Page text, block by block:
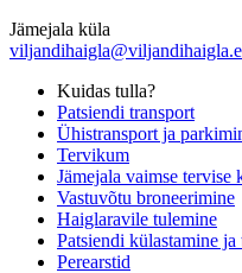
Jämejala küla
Kuidas tulla?
Patsiendi transport
Ühistransport ja
Tervikum
Jämejala vaimse tervise
Vastuvõtu broneerimine
Haiglaravile tulemine
Patsiendi külastamine
Perearstid